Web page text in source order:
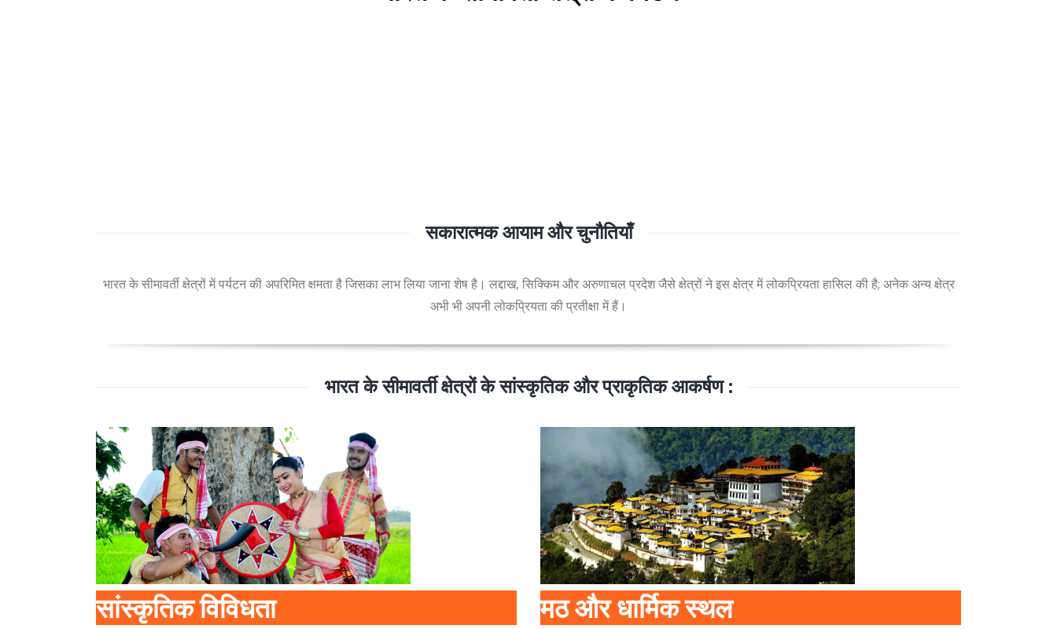
सकारात्मक आयाम और चुनौतियाँ
भारत के सीमावर्ती क्षेत्रों में पर्यटन की अपरिमित क्षमता है जिसका लाभ लिया जाना शेष है। लद्दाख, सिक्किम और अरुणाचल प्रदेश जैसे क्षेत्रों ने इस क्षेत्र में लोकप्रियता हासिल की है; अनेक अन्य क्षेत्र
अभी भी अपनी लोकप्रियता की प्रतीक्षा में हैं।
भारत के सीमावर्ती क्षेत्रों के सांस्कृतिक और प्राकृतिक आकर्षण :
सांस्कृतिक विविधता मठ और धार्मिक स्थल